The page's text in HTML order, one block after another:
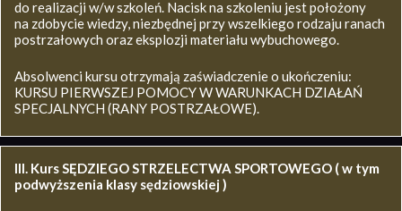
do realizacji w/w szkoleń. Nacisk na szkoleniu jest położony
na zdobycie wiedzy, niezbędnej przy wszelkiego rodzaju ranach
postrzałowych oraz eksplozji materiału wybuchowego.
Absolwenci kursu otrzymają zaświadczenie o ukończeniu:
KURSU PIERWSZEJ POMOCY W WARUNKACH DZIAŁAŃ
SPECJALNYCH (RANY POSTRZAŁOWE).
III. Kurs SĘDZIEGO STRZELECTWA SPORTOWEGO ( w tym
podwyższenia klasy sędziowskiej )